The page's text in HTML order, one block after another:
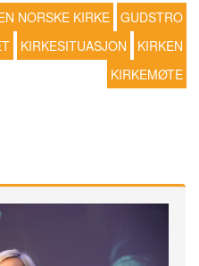
NORSKE KIRKE GUDSTRO
KIRKESITUASJON
KIRKEN
KIRKEMØTE